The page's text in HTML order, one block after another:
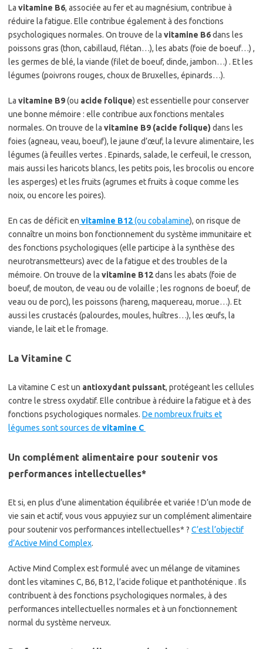
La vitamine B6, associée au fer et au magnésium, contribue à
réduire la fatigue. Elle contribue également à des fonctions
psychologiques normales. On trouve de la vitamine B6dans les
poissons gras (thon, cabillaud, flétan…), les abats (foie de boeuf…) ,
les germes de blé, la viande (filet de boeuf, dinde, jambon…) . Et les
légumes (poivrons rouges, choux de Bruxelles, épinards…).
La vitamine B9(ou acide folique) est essentielle pour conserver
une bonne mémoire : elle contribue aux fonctions mentales
normales. On trouve de la vitamine B9 (acide folique) dans les
foies (agneau, veau, boeuf), le jaune d’œuf, la levure alimentaire, les
légumes (à feuilles vertes . Epinards, salade, le cerfeuil, le cresson,
mais aussi les haricots blancs, les petits pois, les brocolis ou encore
les asperges) et les fruits (agrumes et fruits à coque comme les
noix, ou encore les poires).
En cas de déficit en vitamine B12(ou cobalamine), on risque de
connaître un moins bon fonctionnement du système immunitaire et
des fonctions psychologiques (elle participe à la synthèse des
neurotransmetteurs) avec de la fatigue et des troubles de la
mémoire. On trouve de la vitamine B12dans les abats (foie de
boeuf, de mouton, de veau ou de volaille ; les rognons de boeuf, de
veau ou de porc), les poissons (hareng, maquereau, morue…). Et
aussi les crustacés (palourdes, moules, huîtres…), les œufs, la
viande, le lait et le fromage.
La Vitamine C
La vitamine C est un antioxydant puissant, protégeant les cellules
contre le stress oxydatif. Elle contribue à réduire la fatigue et à des
fonctions psychologiques normales. De nombreux fruits et
légumes sont sources de vitamine C
Un complément alimentaire pour soutenir vos
performances intellectuelles*
Et si, en plus d’une alimentation équilibrée et variée ! D’un mode de
vie sain et actif, vous vous appuyiez sur un complément alimentaire
pour soutenir vos performances intellectuelles* ? C’est l’objectif
d’Active Mind Complex.
Active Mind Complex est formulé avec un mélange de vitamines
dont les vitamines C, B6, B12, l’acide folique et panthoténique . Ils
contribuent à des fonctions psychologiques normales, à des
performances intellectuelles normales et à un fonctionnement
normal du système nerveux.